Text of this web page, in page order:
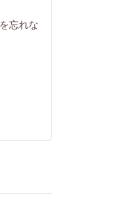
忘れな